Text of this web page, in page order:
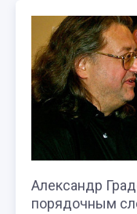
Александр
порядочным